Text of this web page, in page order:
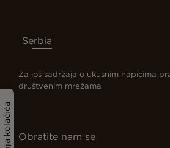
Serbia
Za još sadržaja o ukusnim napicima
društvenim mrežama
Obratite nam se